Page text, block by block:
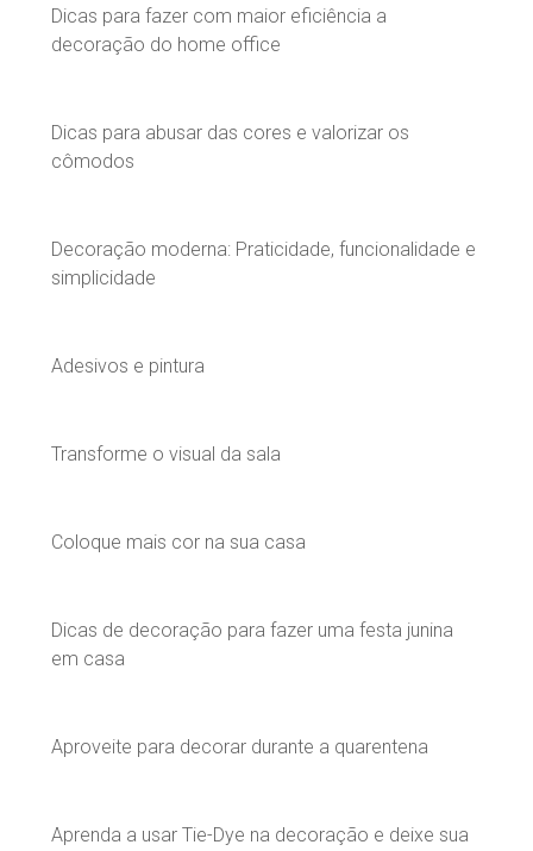
Dicas para fazer com maior eficiência a
decoração do home office
Dicas para abusar das cores e valorizar os
cômodos
Decoração moderna: Praticidade, funcionalidade e
simplicidade
Adesivos e pintura
Transforme o visual da sala
Coloque mais cor na sua casa
Dicas de decoração para fazer uma festa junina
em casa
Aproveite para decorar durante a quarentena
Aprenda a usar Tie-Dye na decoração e deixe sua